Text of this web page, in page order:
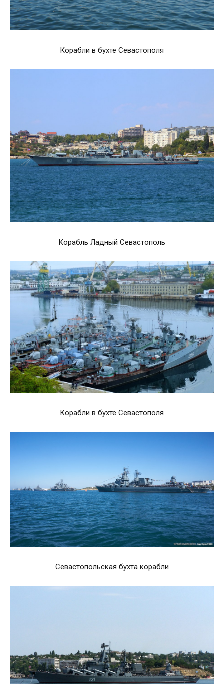
Корабли в бухте Севастополя
Корабль Ладный Севастополь
Корабли в бухте Севастополя
Севастопольская бухта корабли